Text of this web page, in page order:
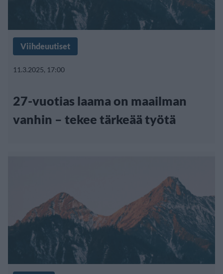
Viihdeuutiset
11.3.2025, 17:00
27-vuotias laama on maailman
vanhin – tekee tärkeää työtä